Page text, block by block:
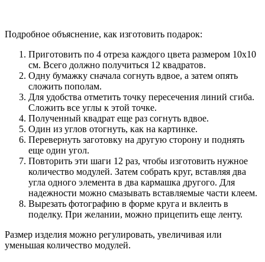
Подробное объяснение, как изготовить подарок:
Приготовить по 4 отреза каждого цвета размером 10х10
см. Всего должно получиться 12 квадратов.
Одну бумажку сначала согнуть вдвое, а затем опять
сложить пополам.
Для удобства отметить точку пересечения линий сгиба.
Сложить все углы к этой точке.
Полученный квадрат еще раз согнуть вдвое.
Один из углов отогнуть, как на картинке.
Перевернуть заготовку на другую сторону и поднять
еще один угол.
Повторить эти шаги 12 раз, чтобы изготовить нужное
количество модулей. Затем собрать круг, вставляя два
угла одного элемента в два кармашка другого. Для
надежности можно смазывать вставляемые части клеем.
Вырезать фотографию в форме круга и вклеить в
поделку. При желании, можно прицепить еще ленту.
Размер изделия можно регулировать, увеличивая или
уменьшая количество модулей.